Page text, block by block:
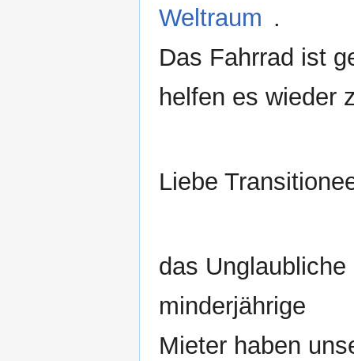
Weltraum .
Das Fahrrad ist
helfen es wieder
Liebe
das
minderjährige
Mieter haben